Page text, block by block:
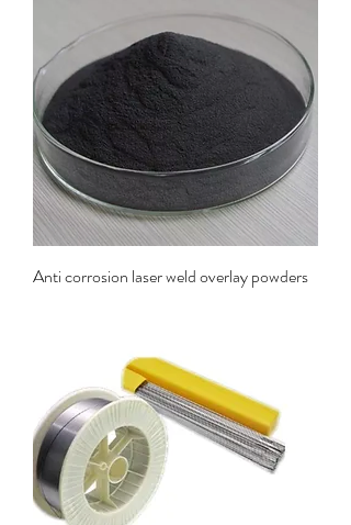
Anti corrosion laser weld overlay powders